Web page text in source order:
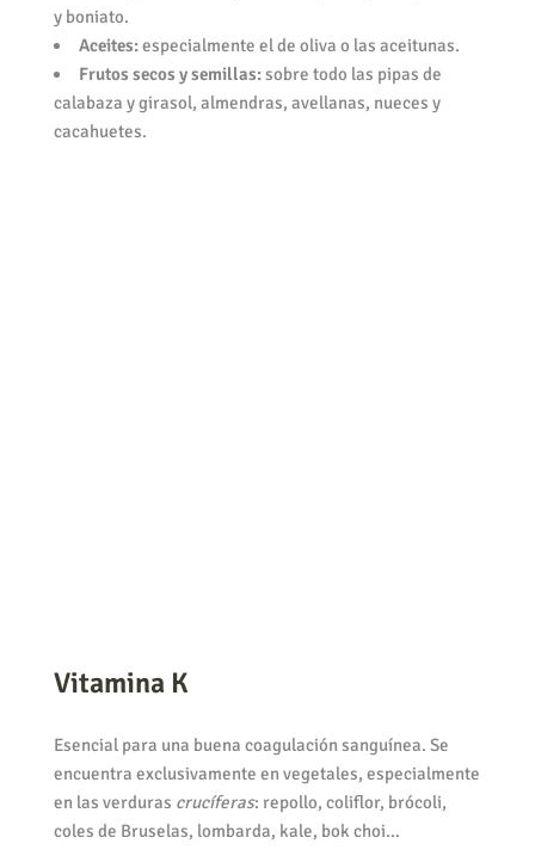
y boniato.
Aceites:especialmente el de oliva o las aceitunas.
Frutos secos y semillas:sobre todo las pipas de
calabaza y girasol, almendras, avellanas, nueces y
cacahuetes.
Vitamina K
Esencial para una buena coagulación sanguínea. Se
encuentra exclusivamente en vegetales, especialmente
en las verduras crucíferas: repollo, coliflor, brócoli,
coles de Bruselas, lombarda, kale, bok choi…